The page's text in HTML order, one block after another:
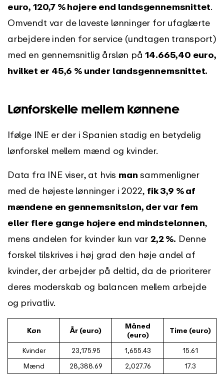
euro, 120,7 % højere end landsgennemsnittet.
Omvendt var de laveste lønninger for ufaglærte
arbejdere inden for service (undtagen transport)
med en gennemsnitlig årsløn på14.665,40 euro,
hvilket er 45,6 % under landsgennemsnittet.
Lønforskelle mellem kønnene
Ifølge INE er der i Spanien stadig en betydelig
lønforskel mellem mænd og kvinder.
Data fra INE viser, at hvis man sammenligner
med de højeste lønninger i 2022, fik 3,9 % af
mændene en gennemsnitsløn, der var fem
eller flere gange højere end mindstelønnen,
mens andelen for kvinder kun var 2,2 %. Denne
forskel tilskrives i høj grad den høje andel af
kvinder, der arbejder på deltid, da de prioriterer
deres moderskab og balancen mellem arbejde
og privatliv.
Køn År (euro)
Måned
(euro)
Time (euro)
Kvinder 23,175.95 1,655.43
15.61
Mænd
28,388.69 2,027.76 17.3